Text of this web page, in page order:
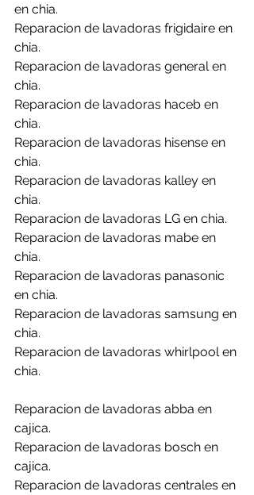
en chia.
Reparacion de lavadoras frigidaire en
chia.
Reparacion de lavadoras general en
chia.
Reparacion de lavadoras haceb en
chia.
Reparacion de lavadoras hisense en
chia.
Reparacion de lavadoras kalley en
chia.
Reparacion de lavadoras LG en chia.
Reparacion de lavadoras mabe en
chia.
Reparacion de lavadoras panasonic
en chia.
Reparacion de lavadoras samsung en
chia.
Reparacion de lavadoras whirlpool en
chia.
Reparacion de lavadoras abba en
cajica.
Reparacion de lavadoras bosch en
cajica.
Reparacion de lavadoras centrales en